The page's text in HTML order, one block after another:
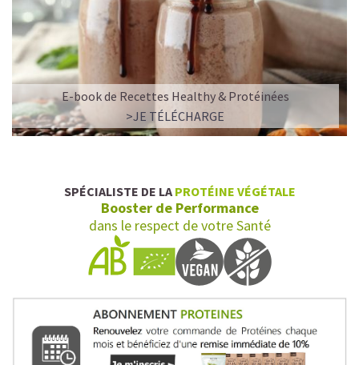
E-book de Recettes Healthy & Protéinées
>JE TÉLÉCHARGE
SPÉCIALISTE DE LA PROTÉINE VÉGÉTALE
Booster de Performance
dans le respect de votre Santé